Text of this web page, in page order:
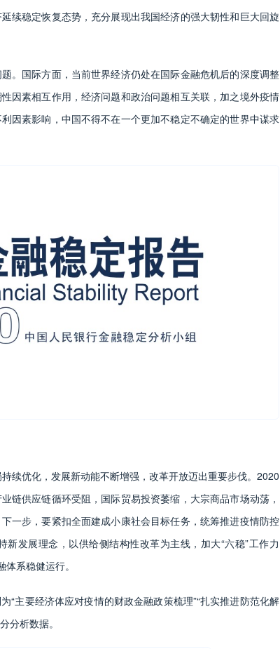
续稳定恢复态势，充分展现出我国经济的强大韧性和巨大回旋
。国际方面，当前世界经济仍处在国际金融危机后的深度调整
因素相互作用，经济问题和政治问题相互关联，加之境外疫情
因素影响，中国不得不在一个更加不稳定不确定的世界中谋求
续优化，发展新动能不断增强，改革开放迈出重要步伐。2020
链供应链循环受阻，国际贸易投资萎缩，大宗商品市场动荡，
一步，要紧扣全面建成小康社会目标任务，统筹推进疫情防控
发展理念，以供给侧结构性改革为主线，加大“六稳”工作力
系稳健运行。
“主要经济体应对疫情的财政金融政策梳理”“扎实推进防范化解
分析数据。